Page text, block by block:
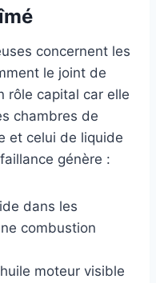
concernent les
le joint de
rôle capital car elle
chambres de
et celui de liquide
génère :
dans les
combustion
moteur visible